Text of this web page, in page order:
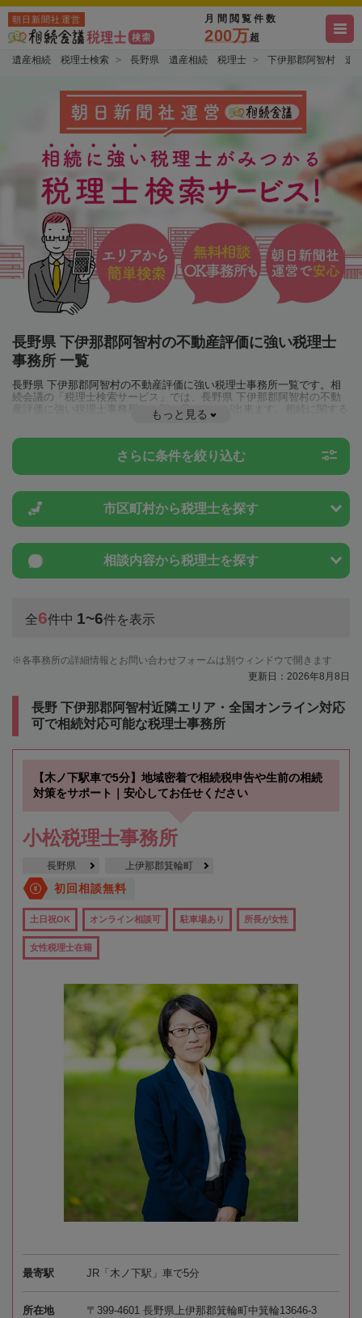
朝日新聞社運営 月間閲覧件数
200万超
遺産相続 税理士検索 長野県 遺産相続 税理士 下伊那郡阿智村 遺
長野県 下伊那郡阿智村の不動産評価に強い税理士
事務所 一覧
長野県 下伊那郡阿智村の不動産評価に強い税理士事務所一覧です。相
続会議の「税理士検索サービス」では、長野県 下伊那郡阿智村の不動
産評価に強い税理士事務所を一覧で見ることが出来ます。相続に関する
税金や特例制度のことは一度近隣の税理士に相談してみましょう。
もっと見る
さらに条件を絞り込む
市区町村から税理士を探す
相談内容から税理士を探す
全6件中 1~6件を表示
各事務所の詳細情報とお問い合わせフォームは別ウィンドウで開きます
更新日：2026年8月8日
長野 下伊那郡阿智村近隣エリア・全国オンライン対応
可で相続対応可能な税理士事務所
【木ノ下駅車で5分】地域密着で相続税申告や生前の相続
対策をサポート｜安心してお任せください
小松税理士事務所
長野県 上伊那郡箕輪町
初回相談無料
土日祝OK オンライン相談可 駐車場あり 所長が女性
女性税理士在籍
最寄駅 JR「木ノ下駅」車で5分
所在地 〒399-4601 長野県上伊那郡箕輪町中箕輪13646-3